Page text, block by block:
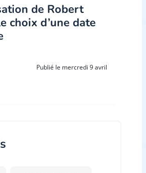
de Robert
choix d’une date
Publié le mercredi 9 avril